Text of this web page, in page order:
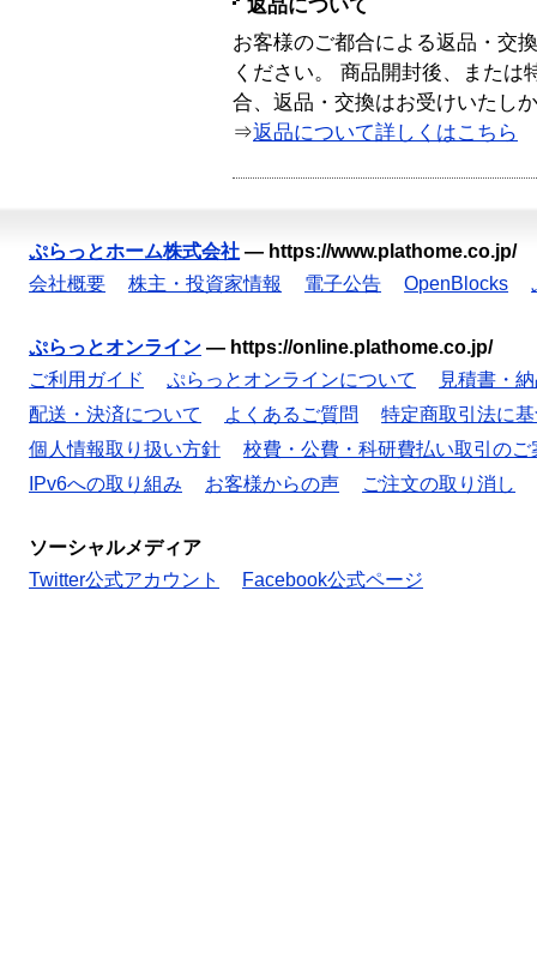
返品について
お客様のご都合による返品・交
ください。 商品開封後、または
合、返品・交換はお受けいたし
⇒返品について詳しくはこちら
ぷらっとホーム株式会社 — https://www.plathome.co.jp/
会社概要
株主・投資家情報 電子公告 OpenBlocks
ぷらっとオンライン — https://online.plathome.co.jp/
ご利用ガイド
ぷらっとオンラインについて
見積書・
配送・決済について
よくあるご質問
特定商取引法に
個人情報取り扱い方針
校費・公費・科研費払い取引のご
IPv6への取り組み
お客様からの声 ご注文の取り消し
ソーシャルメディア
Twitter公式アカウント
Facebook公式ページ